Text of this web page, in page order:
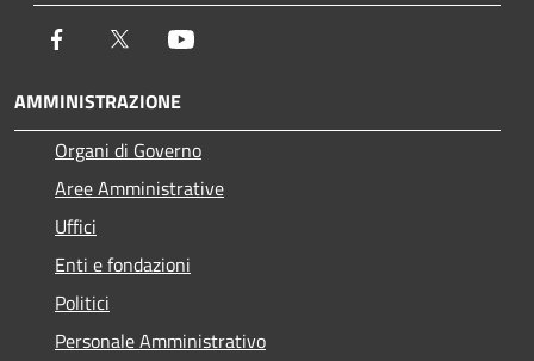
Facebook Twitter
AMMINISTRAZIONE
Organi di Governo
Aree Amministrative
Uffici
Enti e fondazioni
Politici
Personale Amministrativo